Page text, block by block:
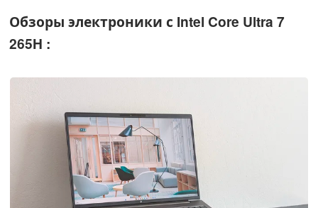
Обзоры электроники с Intel Core Ultra 7
265H :